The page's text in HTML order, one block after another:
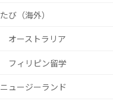
たび（海外）
オーストラリア
フィリピン留学
ニュージーランド